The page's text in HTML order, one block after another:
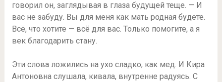
говорил он, заглядывая в глаза будущей теще. — И
вас не забуду. Вы для меня как мать родная будете.
Всё, что хотите — всё для вас. Только помогите, а я
век благодарить стану.
Эти слова ложились на ухо сладко, как мед. И Кира
Антоновна слушала, кивала, внутренне радуясь. С